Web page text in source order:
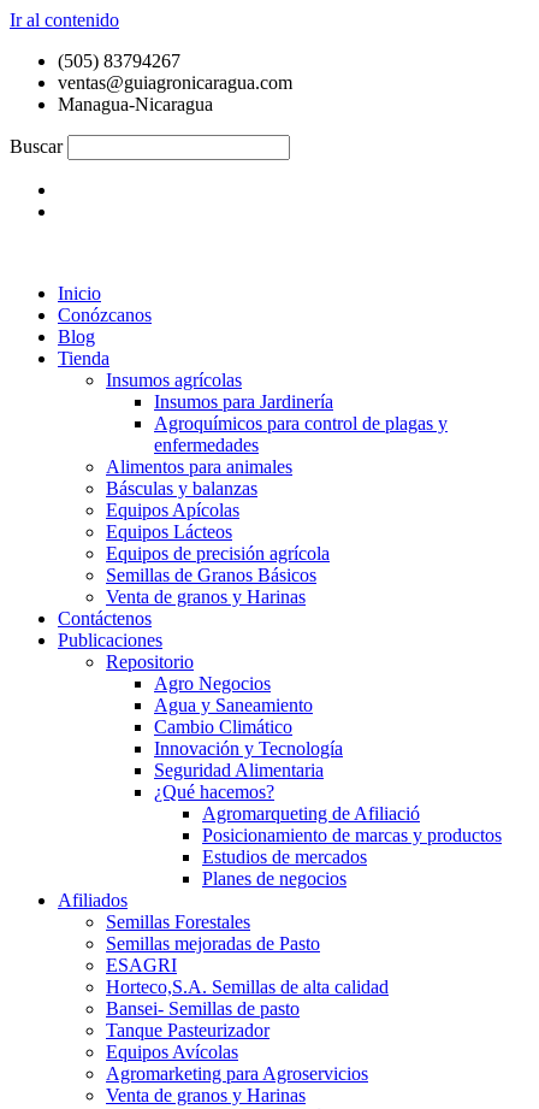
Ir al contenido
(505) 83794267
ventas@guiagronicaragua.com
Managua-Nicaragua
Buscar
Inicio
Conózcanos
Blog
Tienda
Insumos agrícolas
Insumos para Jardinería
Agroquímicos para control de plagas y
enfermedades
Alimentos para animales
Básculas y balanzas
Equipos Apícolas
Equipos Lácteos
Equipos de precisión agrícola
Semillas de Granos Básicos
Venta de granos y Harinas
Contáctenos
Publicaciones
Repositorio
Agro Negocios
Agua y Saneamiento
Cambio Climático
Innovación y Tecnología
Seguridad Alimentaria
¿Qué hacemos?
Agromarqueting de Afiliació
Posicionamiento de marcas y productos
Estudios de mercados
Planes de negocios
Afiliados
Semillas Forestales
Semillas mejoradas de Pasto
ESAGRI
Horteco,S.A. Semillas de alta calidad
Bansei- Semillas de pasto
Tanque Pasteurizador
Equipos Avícolas
Agromarketing para Agroservicios
Venta de granos y Harinas